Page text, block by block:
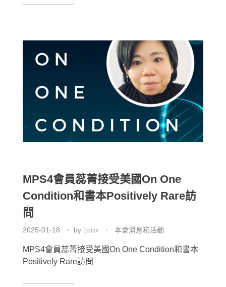
MPS4會員蕊菁接受美國On One
Condition和書本Positively Rare訪
問
2025-01-18 by Editor 本會消息和活動
MPS4會員蕊菁接受美國On One Condition和書本
Positively Rare訪問